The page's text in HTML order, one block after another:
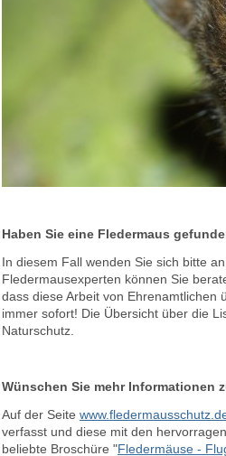
Haben Sie eine Fledermaus
In diesem Fall wenden Sie sich bitte
Fledermausexperten können Sie
dass diese Arbeit von Ehrenamtlichen
immer sofort! Die Übersicht über die
Naturschutz.
Wünschen Sie mehr Informationen
Auf der Seite
verfasst und diese mit den
beliebte Broschüre "Fledermäuse -